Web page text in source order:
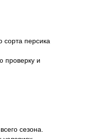
сорта персика
проверку и
сезона.